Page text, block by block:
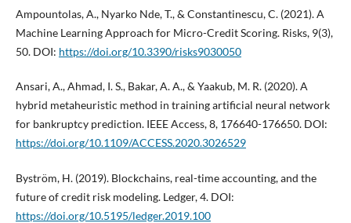
Ampountolas, A., Nyarko Nde, T., & Constantinescu, C. (2021). A
Machine Learning Approach for Micro-Credit Scoring. Risks, 9(3),
50. DOI: https://doi.org/10.3390/risks9030050
Ansari, A., Ahmad, I. S., Bakar, A. A., & Yaakub, M. R. (2020). A
hybrid metaheuristic method in training artificial neural network
for bankruptcy prediction. IEEE Access, 8, 176640-176650. DOI:
https://doi.org/10.1109/ACCESS.2020.3026529
Byström, H. (2019). Blockchains, real-time accounting, and the
future of credit risk modeling. Ledger, 4. DOI:
https://doi.org/10.5195/ledger.2019.100